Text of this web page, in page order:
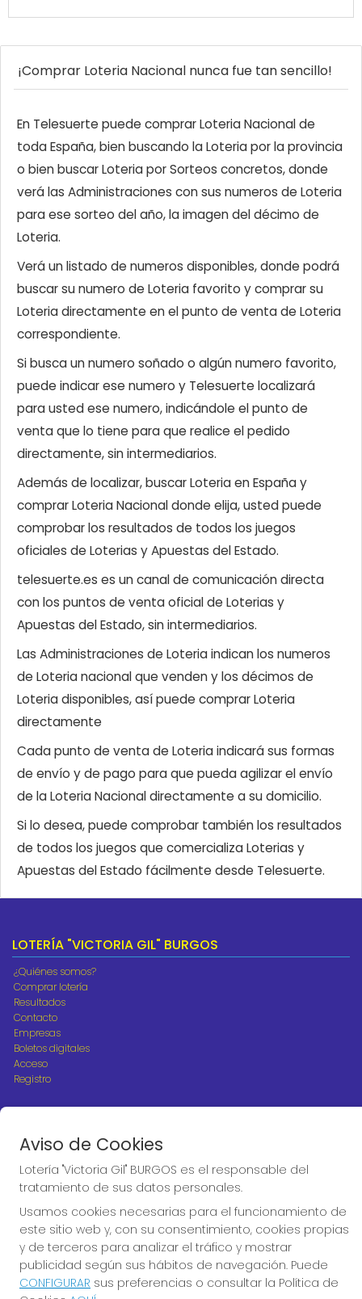
¡Comprar Loteria Nacional nunca fue tan sencillo!
En Telesuerte puede comprar Loteria Nacional de
toda España, bien buscando la Loteria por la provincia
o bien buscar Loteria por Sorteos concretos, donde
verá las Administraciones con sus numeros de Loteria
para ese sorteo del año, la imagen del décimo de
Loteria.
Verá un listado de numeros disponibles, donde podrá
buscar su numero de Loteria favorito y comprar su
Loteria directamente en el punto de venta de Loteria
correspondiente.
Si busca un numero soñado o algún numero favorito,
puede indicar ese numero y Telesuerte localizará
para usted ese numero, indicándole el punto de
venta que lo tiene para que realice el pedido
directamente, sin intermediarios.
Además de localizar, buscar Loteria en España y
comprar Loteria Nacional donde elija, usted puede
comprobar los resultados de todos los juegos
oficiales de Loterias y Apuestas del Estado.
telesuerte.es es un canal de comunicación directa
con los puntos de venta oficial de Loterias y
Apuestas del Estado, sin intermediarios.
Las Administraciones de Loteria indican los numeros
de Loteria nacional que venden y los décimos de
Loteria disponibles, así puede comprar Loteria
directamente
Cada punto de venta de Loteria indicará sus formas
de envío y de pago para que pueda agilizar el envío
de la Loteria Nacional directamente a su domicilio.
Si lo desea, puede comprobar también los resultados
de todos los juegos que comercializa Loterias y
Apuestas del Estado fácilmente desde Telesuerte.
LOTERÍA "VICTORIA GIL" BURGOS
¿Quiénes somos?
Comprar lotería
Resultados
Contacto
Empresas
Boletos digitales
Acceso
Registro
CONTACTO
ADMINISTRACION DE LOTERIAS Nº10 BURGOS - Receptor
Oficial 18775
947487318
Clica aquí para contactar por WhatsApp
668647944
loteria@victoriagil.com
Aviso de Cookies
Lotería "Victoria Gil" BURGOS es el responsable del
tratamiento de sus datos personales.
Usamos cookies necesarias para el funcionamiento de
este sitio web y, con su consentimiento, cookies propias
y de terceros para analizar el tráfico y mostrar
publicidad según sus hábitos de navegación. Puede
CONFIGURAR sus preferencias o consultar la Política de